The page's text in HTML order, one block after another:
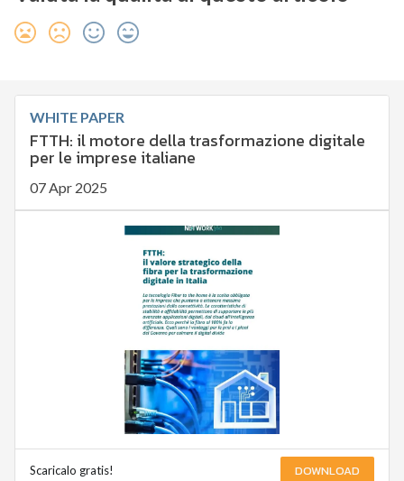
WHITE PAPER
FTTH: il motore della trasformazione digitale
per le imprese italiane
07 Apr 2025
Scaricalo gratis! DOWNLOAD